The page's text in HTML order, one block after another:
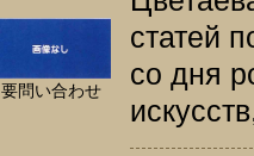
要問い合わせ
статей
со дня